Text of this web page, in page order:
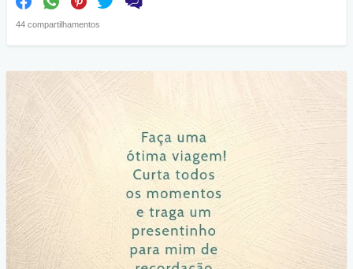
44 compartilhamentos